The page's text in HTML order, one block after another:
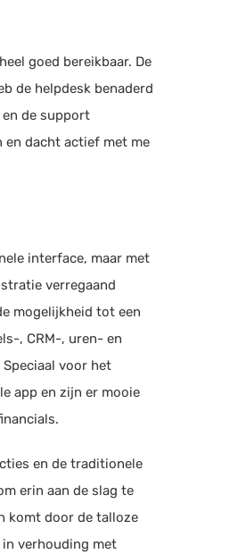
goed bereikbaar. De
de helpdesk benaderd
en de support
en dacht actief met me
interface, maar met
verregaand
mogelijkheid tot een
, CRM-, uren- en
voor het
app en zijn er mooie
en de traditionele
erin aan de slag te
komt door de talloze
verhouding met